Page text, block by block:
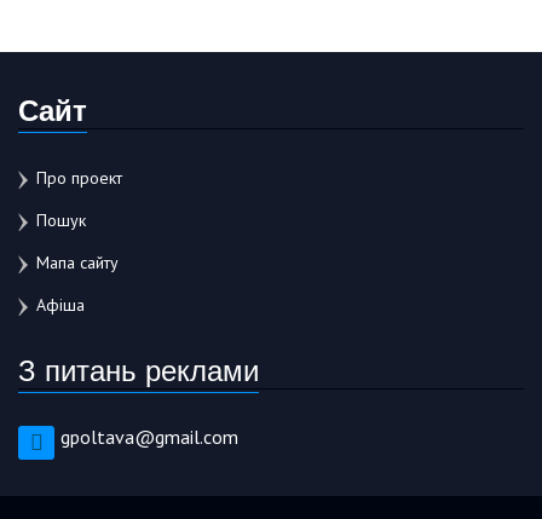
Сайт
Про проект
Пошук
Мапа сайту
Афіша
З питань реклами
gpoltava@gmail.com